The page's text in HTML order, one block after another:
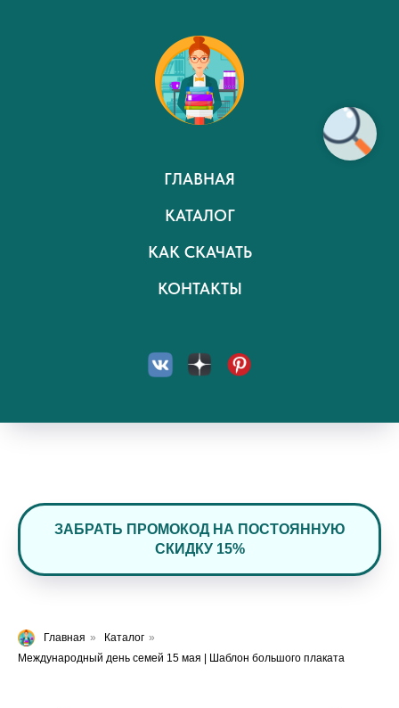
ГЛАВНАЯ
КАТАЛОГ
КАК СКАЧАТЬ
КОНТАКТЫ
ЗАБРАТЬ ПРОМОКОД НА ПОСТОЯННУЮ
СКИДКУ 15%
Главная » Каталог »
Международный день семей 15 мая | Шаблон большого плаката